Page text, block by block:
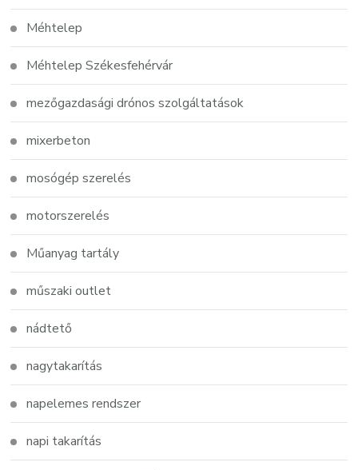
Méhtelep
Méhtelep Székesfehérvár
mezőgazdasági drónos szolgáltatások
mixerbeton
mosógép szerelés
motorszerelés
Műanyag tartály
műszaki outlet
nádtető
nagytakarítás
napelemes rendszer
napi takarítás